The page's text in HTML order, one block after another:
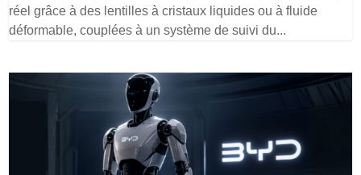
réel grâce à des lentilles à cristaux liquides ou à fluide
déformable, couplées à un système de suivi du...